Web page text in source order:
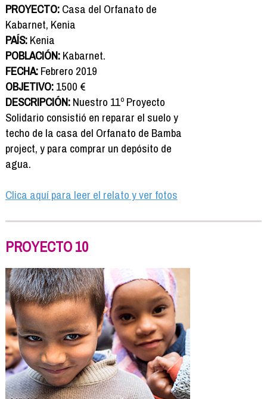
PROYECTO:Casa del Orfanato de
Kabarnet, Kenia
PAÍS:Kenia
POBLACIÓN:Kabarnet.
FECHA:Febrero 2019
OBJETIVO:1500 €
DESCRIPCIÓN:Nuestro 11º Proyecto
Solidario consistió en reparar el suelo y
techo de la casa del Orfanato de Bamba
project, y para comprar un depósito de
agua.
Clica aquí para leer el relato y ver fotos
PROYECTO 10